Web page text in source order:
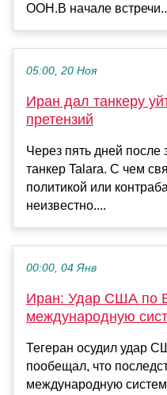
ООН.В начале
05:00, 20 Ноя
Иран дал танкеру
претензий
Через пять дней после
танкер Talara. С чем
политикой или
неизвестно....
00:00, 04 Янв
Иран: Удар США по
международную
Тегеран осудил удар
пообещал, что
международную